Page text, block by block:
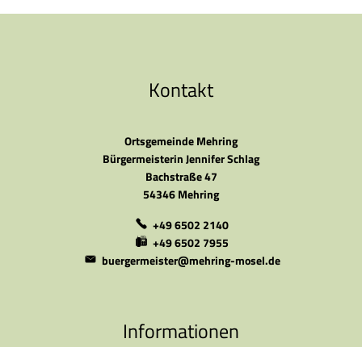
Kontakt
Ortsgemeinde Mehring
Bürgermeisterin Jennifer Schlag
Bachstraße 47
54346 Mehring
+49 6502 2140
+49 6502 7955
buergermeister@mehring-mosel.de
Informationen